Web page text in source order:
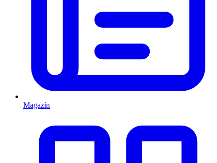
Magazín